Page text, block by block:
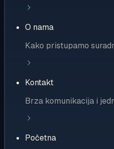
O nama
Kako pristupamo
Kontakt
Brza komunikacija i
Početna